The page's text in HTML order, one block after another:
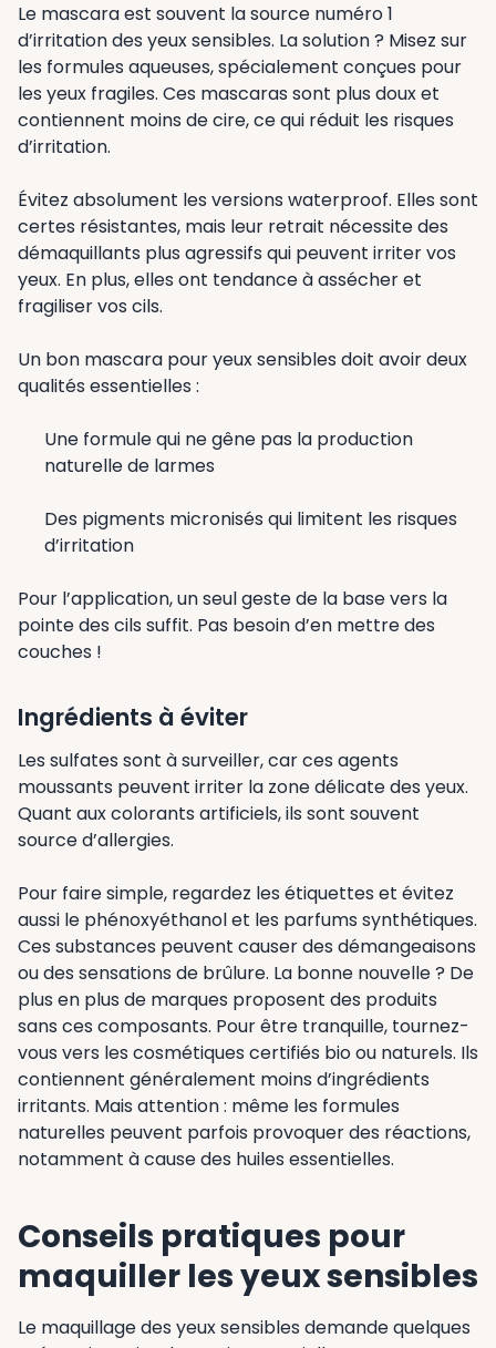
Le mascara est souvent la source numéro 1
d’irritation des yeux sensibles. La solution ? Misez sur
les formules aqueuses, spécialement conçues pour
les yeux fragiles. Ces mascaras sont plus doux et
contiennent moins de cire, ce qui réduit les risques
d’irritation.
Évitez absolument les versions waterproof. Elles sont
certes résistantes, mais leur retrait nécessite des
démaquillants plus agressifs qui peuvent irriter vos
yeux. En plus, elles ont tendance à assécher et
fragiliser vos cils.
Un bon mascara pour yeux sensibles doit avoir deux
qualités essentielles :
Une formule qui ne gêne pas la production
naturelle de larmes
Des pigments micronisés qui limitent les risques
d’irritation
Pour l’application, un seul geste de la base vers la
pointe des cils suffit. Pas besoin d’en mettre des
couches !
Ingrédients à éviter
Les sulfates sont à surveiller, car ces agents
moussants peuvent irriter la zone délicate des yeux.
Quant aux colorants artificiels, ils sont souvent
source d’allergies.
Pour faire simple, regardez les étiquettes et évitez
aussi le phénoxyéthanol et les parfums synthétiques.
Ces substances peuvent causer des démangeaisons
ou des sensations de brûlure. La bonne nouvelle ? De
plus en plus de marques proposent des produits
sans ces composants. Pour être tranquille, tournez-
vous vers les cosmétiques certifiés bio ou naturels. Ils
contiennent généralement moins d’ingrédients
irritants. Mais attention : même les formules
naturelles peuvent parfois provoquer des réactions,
notamment à cause des huiles essentielles.
Conseils pratiques pour
maquiller les yeux sensibles
Le maquillage des yeux sensibles demande quelques